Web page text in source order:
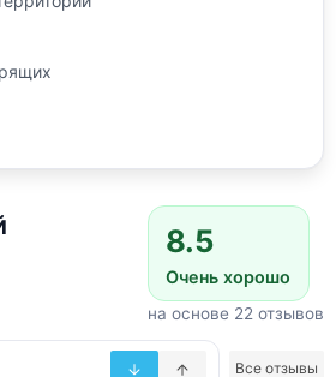
8.5
Очень хорошо
на основе 22 отзывов
Все отзывы